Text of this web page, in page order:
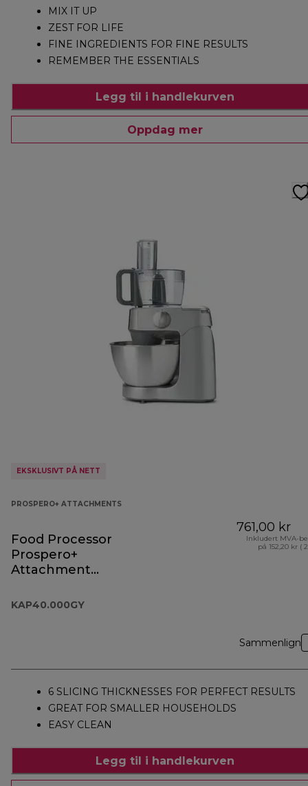
MIX IT UP
ZEST FOR LIFE
FINE INGREDIENTS FOR FINE RESULTS
REMEMBER THE ESSENTIALS
Legg til i handlekurven
Oppdag mer
EKSKLUSIVT PÅ NETT
PROSPERO+ ATTACHMENTS
Food Processor
Prospero+
Attachment
KAP40.000GY
761,00 kr
Inkludert MVA-
på 152,20 kr (
Sammenlign
6 SLICING THICKNESSES FOR PERFECT RESULTS
GREAT FOR SMALLER HOUSEHOLDS
EASY CLEAN
Legg til i handlekurven